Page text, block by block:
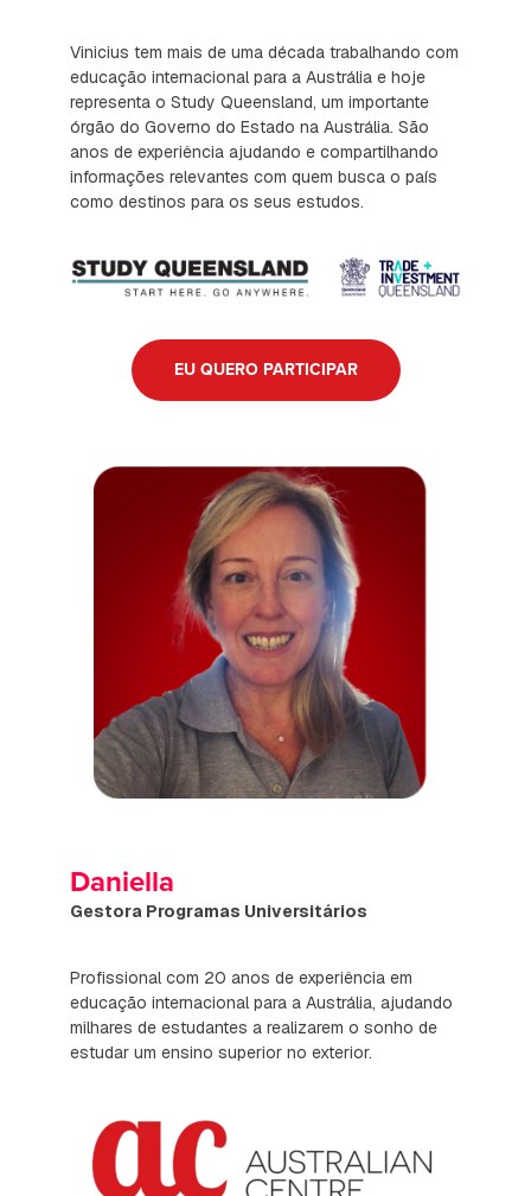
Vinicius tem mais de uma década trabalhando com
educação internacional para a Austrália e hoje
representa o Study Queensland, um importante
órgão do Governo do Estado na Austrália. São
anos de experiência ajudando e compartilhando
informações relevantes com quem busca o país
como destinos para os seus estudos.
EU QUERO PARTICIPAR
Daniella
Gestora Programas Universitários
Profissional com 20 anos de experiência em
educação internacional para a Austrália, ajudando
milhares de estudantes a realizarem o sonho de
estudar um ensino superior no exterior.